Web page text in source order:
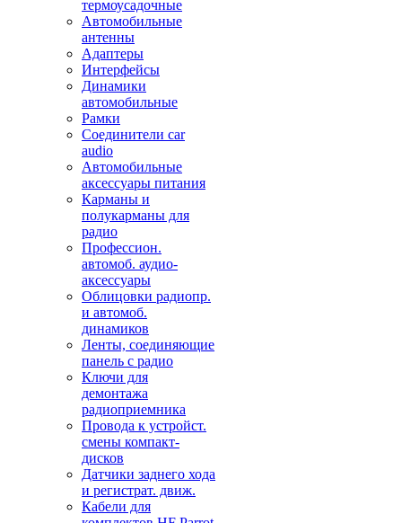
термоусадочные
Автомобильные
антенны
Адаптеры
Интерфейсы
Динамики
автомобильные
Рамки
Соединители car
audio
Автомобильные
аксессуары питания
Карманы и
полукарманы для
радио
Профессион.
автомоб. аудио-
аксессуары
Облицовки радиопр.
и автомоб.
динамиков
Ленты, соединяющие
панель с радио
Ключи для
демонтажа
радиоприемника
Провода к устройст.
смены компакт-
дисков
Датчики заднего хода
и регистрат. движ.
Кабели для